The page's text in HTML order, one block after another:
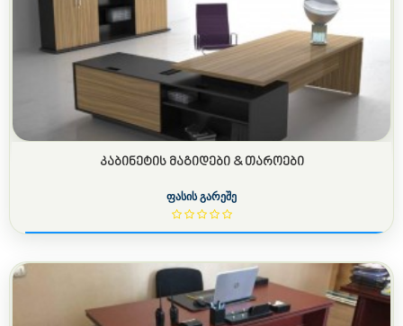
ᲙᲐᲑᲘᲜᲔᲢᲘᲡ ᲛᲐᲒᲘᲓᲔᲑᲘ & ᲗᲐᲠᲝᲔᲑᲘ
ფასის გარეშე